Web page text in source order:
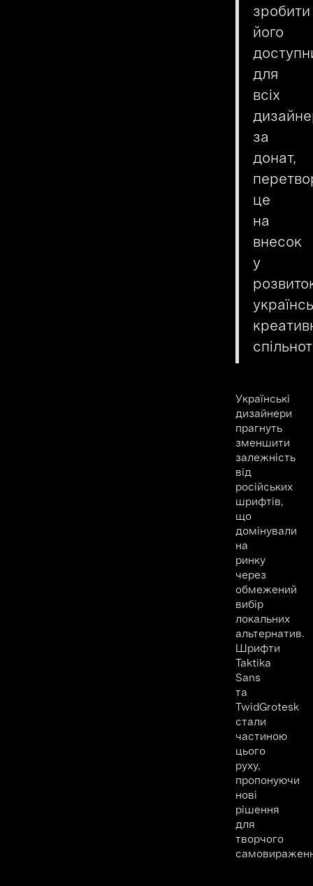
зробити
його
для
всіх
за
донат,
це
на
внесок
у
Українські
дизайнери
прагнуть
зменшити
залежність
від
російських
шрифтів,
що
домінували
на
ринку
через
обмежений
вибір
локальних
альтернатив.
Шрифти
Taktika
Sans
та
TwidGrotesk
стали
частиною
цього
руху,
пропонуючи
нові
рішення
для
творчого